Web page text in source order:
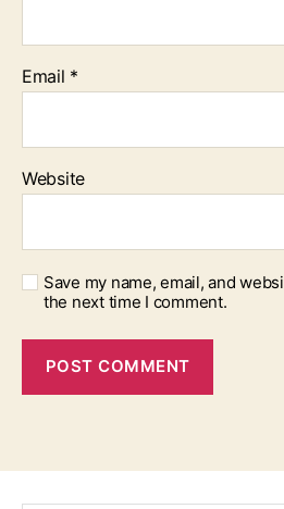
Email *
Website
Save my name, email, and
the next time I comment.